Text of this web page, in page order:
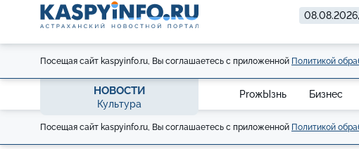
Посещая сайт kaspyinfo.ru, Вы соглашаетесь с приложенной Политикой
НОВОСТИ
Культура
ProжЫзнь Бизнес
Посещая сайт kaspyinfo.ru, Вы соглашаетесь с приложенной Политикой